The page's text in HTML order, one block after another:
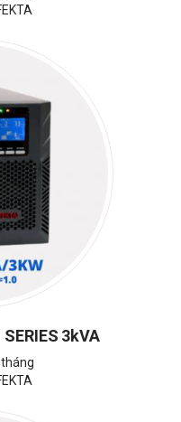
SERIES 3kVA